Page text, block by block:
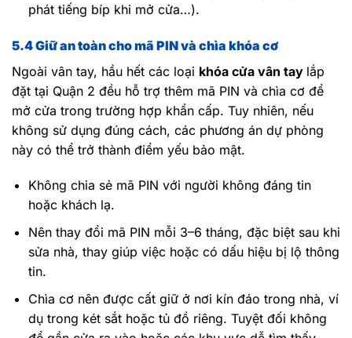
phát tiếng bíp khi mở cửa…).
5.4 Giữ an toàn cho mã PIN và chìa khóa cơ
Ngoài vân tay, hầu hết các loại khóa cửa vân tay lắp
đặt tại Quận 2 đều hỗ trợ thêm mã PIN và chìa cơ để
mở cửa trong trường hợp khẩn cấp. Tuy nhiên, nếu
không sử dụng đúng cách, các phương án dự phòng
này có thể trở thành điểm yếu bảo mật.
Không chia sẻ mã PIN với người không đáng tin
hoặc khách lạ.
Nên thay đổi mã PIN mỗi 3–6 tháng, đặc biệt sau khi
sửa nhà, thay giúp việc hoặc có dấu hiệu bị lộ thông
tin.
Chìa cơ nên được cất giữ ở nơi kín đáo trong nhà, ví
dụ trong két sắt hoặc tủ đồ riêng. Tuyệt đối không